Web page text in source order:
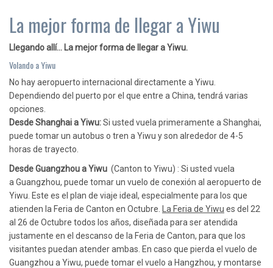
La mejor forma de llegar a Yiwu
Llegando allí… La mejor forma de llegar a Yiwu.
Volando a Yiwu
No hay aeropuerto internacional directamente a Yiwu.
Dependiendo del puerto por el que entre a China, tendrá varias
opciones.
Desde Shanghai a Yiwu:Si usted vuela primeramente a Shanghai,
puede tomar un autobus o tren a Yiwu y son alrededor de 4-5
horas de trayecto.
Desde Guangzhou a Yiwu (Canton to Yiwu) : Si usted vuela
a Guangzhou, puede tomar un vuelo de conexión al aeropuerto de
Yiwu. Este es el plan de viaje ideal, especialmente para los que
atienden la Feria de Canton en Octubre. La Feria de Yiwu es del 22
al 26 de Octubre todos los años, diseñada para ser atendida
justamente en el descanso de la Feria de Canton, para que los
visitantes puedan atender ambas. En caso que pierda el vuelo de
Guangzhou a Yiwu, puede tomar el vuelo a Hangzhou, y montarse